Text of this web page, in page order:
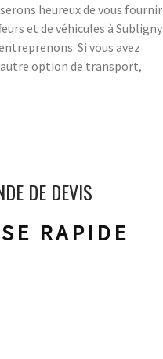
heureux de vous fournir
et de véhicules à Subligny
Si vous avez
option de transport,
DE DEVIS
RAPIDE